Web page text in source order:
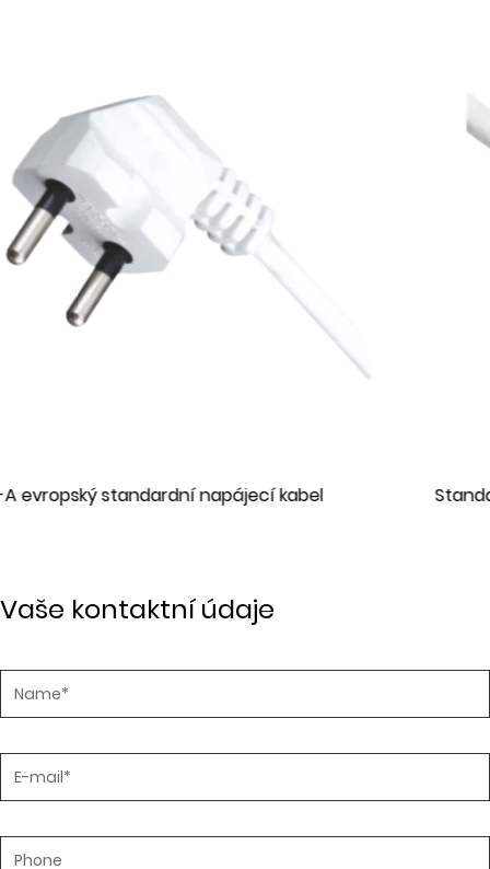
Standardní napájecí kabel JT-ST2 IEC
Vaše kontaktní údaje